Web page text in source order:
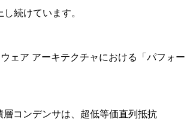
続けています。
ェア アーキテクチャにおける「パフォー
コンデンサは、超低等価直列抵抗